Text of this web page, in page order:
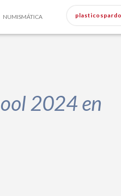
NUMISMÁTICA
2024 en